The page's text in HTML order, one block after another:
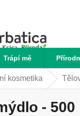
Trápí mě
kosmetika
-